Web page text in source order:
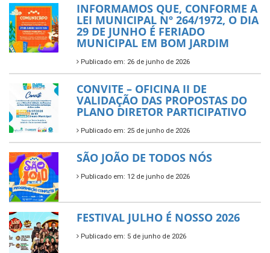
INFORMAMOS QUE, CONFORME A
LEI MUNICIPAL Nº 264/1972, O DIA
29 DE JUNHO É FERIADO
MUNICIPAL EM BOM JARDIM
Publicado em: 26 de junho de 2026
CONVITE – OFICINA II DE
VALIDAÇÃO DAS PROPOSTAS DO
PLANO DIRETOR PARTICIPATIVO
Publicado em: 25 de junho de 2026
SÃO JOÃO DE TODOS NÓS
Publicado em: 12 de junho de 2026
FESTIVAL JULHO É NOSSO 2026
Publicado em: 5 de junho de 2026